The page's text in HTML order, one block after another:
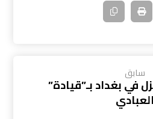
سابق
في بغداد بـ”قيادة”
العبادي